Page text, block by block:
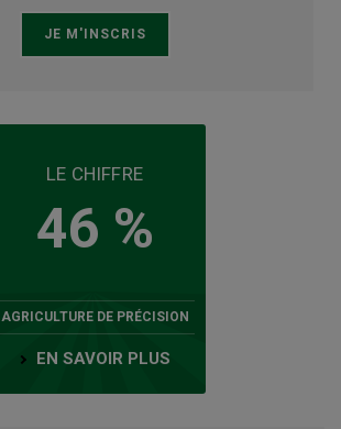
LE CHIFFRE
46 %
AGRICULTURE DE PRÉCISION
EN SAVOIR PLUS